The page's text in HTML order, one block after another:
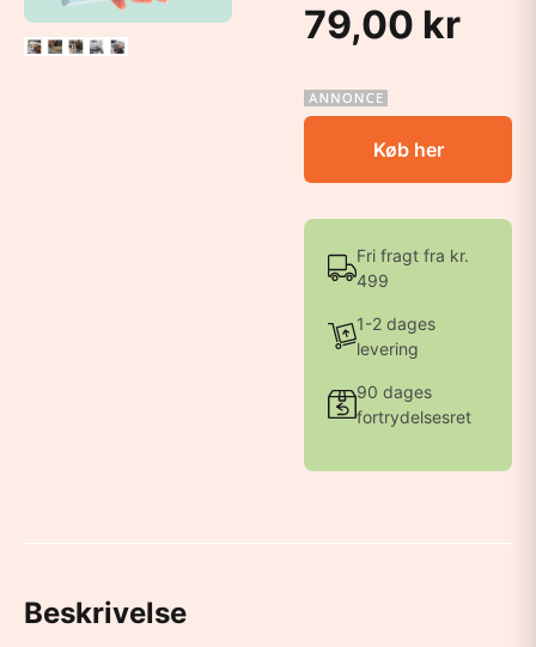
79,00 kr
Køb her
Fri fragt fra kr.
499
1-2 dages
levering
90 dages
fortrydelsesret
Beskrivelse